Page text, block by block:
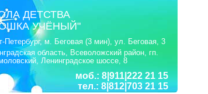
ДЕТСТВА
УЧЁНЫЙ"
Петербург, м. Беговая (3 мин), ул. Беговая, 3
область, Всеволожский район, гп.
Ленинградское шоссе, 8
моб.: 8|911|222 21 15
тел.: 8|812|703 21 15